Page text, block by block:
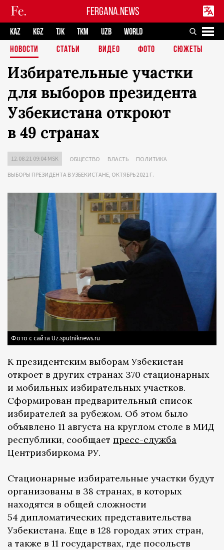
FERGANA.NEWS
KAZ KGZ TJK TKM UZB
WORLD
НОВОСТИ
СТАТЬИ ВИДЕО ФОТО СЮЖЕТЫ
Избирательные участки
для выборов президента
Узбекистана откроют
в 49 странах
12.08.21 09:04 MSK ОБЩЕСТВО ВЛАСТЬ ПОЛИТИКА
ВЫБОРЫ ПРЕЗИДЕНТА В УЗБЕКИСТАНЕ, ОКТЯБРЬ 2021 Г.
Фото с сайта Uz.sputniknews.ru
К президентским выборам Узбекистан
откроет в других странах 370 стационарных
и мобильных избирательных участков.
Сформирован предварительный список
избирателей за рубежом. Об этом было
объявлено 11 августа на круглом столе в МИД
республики, сообщает пресс-служба
Центризбиркома РУ.
Стационарные избирательные участки будут
организованы в 38 странах, в которых
находятся в общей сложности
54 дипломатических представительства
Узбекистана. Еще в 128 городах этих стран,
а также в 11 государствах, где посольств